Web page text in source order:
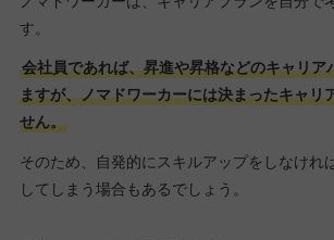
す。
会社員であれば、昇進や昇格などのキャリア
ますが、ノマドワーカーには決まったキャリ
せん。
そのため、自発的にスキルアップをしなけれ
してしまう場合もあるでしょう。